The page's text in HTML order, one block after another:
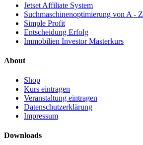
Jetset Affiliate System
Suchmaschinenoptimierung von A - Z
Simple Profit
Entscheidung Erfolg
Immobilien Investor Masterkurs
About
Shop
Kurs eintragen
Veranstaltung eintragen
Datenschutzerklärung
Impressum
Downloads